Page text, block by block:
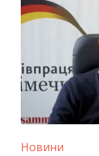
Posted
Новини